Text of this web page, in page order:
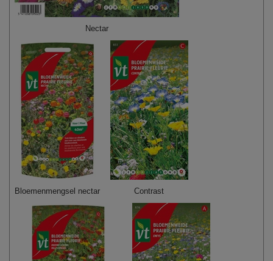
Nectar
Bloemenmengsel nectar Contrast